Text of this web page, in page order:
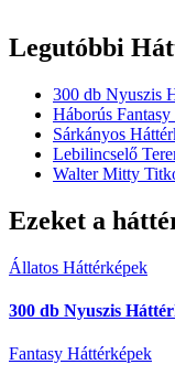
Legutóbbi
300 db Nyuszis
Háborús
Sárkányos
Lebilincselő
Walter Mitty
Ezeket a
Állatos Háttérképek
300 db Nyuszis
Fantasy Háttérképek